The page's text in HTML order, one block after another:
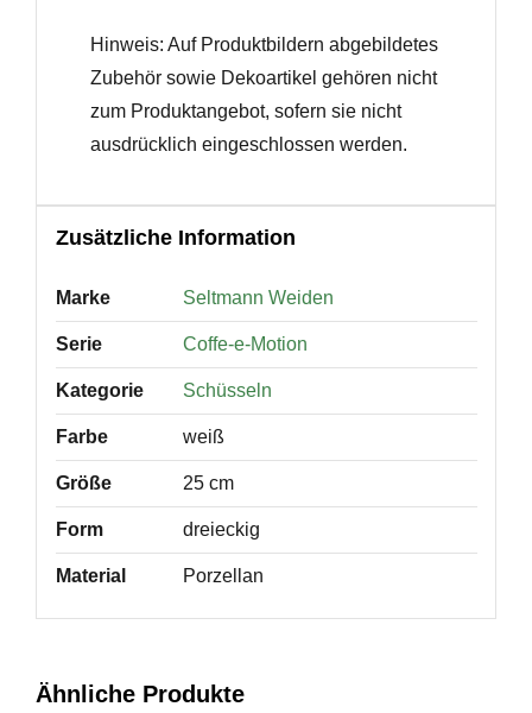
Hinweis: Auf Produktbildern abgebildetes
Zubehör sowie Dekoartikel gehören nicht
zum Produktangebot, sofern sie nicht
ausdrücklich eingeschlossen werden.
Zusätzliche Information
Marke Seltmann Weiden
Serie Coffe-e-Motion
Kategorie Schüsseln
Farbe weiß
Größe 25 cm
Form dreieckig
Material Porzellan
Ähnliche Produkte